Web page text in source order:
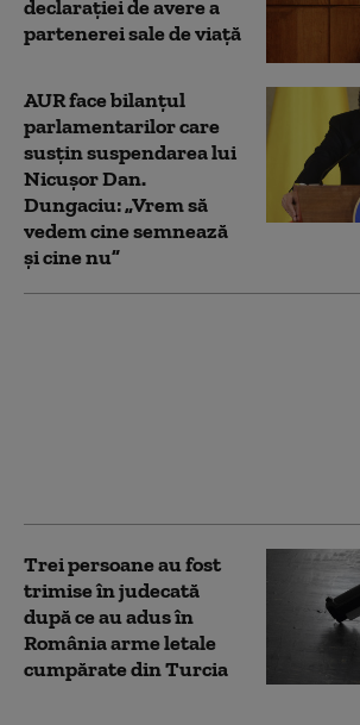
declarației de avere a
partenerei sale de viață
AUR face bilanțul
parlamentarilor care
susțin suspendarea lui
Nicușor Dan.
Dungaciu: „Vrem să
vedem cine semnează
și cine nu”
Trei persoane au fost
trimise în judecată
după ce au adus în
România arme letale
cumpărate din Turcia